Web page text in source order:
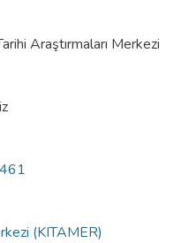
Araştırmaları Merkezi
(KITAMER)